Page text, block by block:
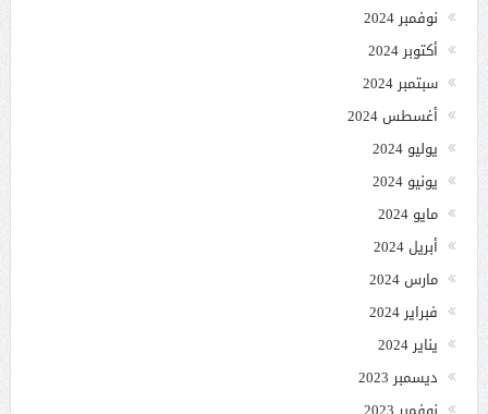
نوفمبر 2024
أكتوبر 2024
سبتمبر 2024
أغسطس 2024
يوليو 2024
يونيو 2024
مايو 2024
أبريل 2024
مارس 2024
فبراير 2024
يناير 2024
ديسمبر 2023